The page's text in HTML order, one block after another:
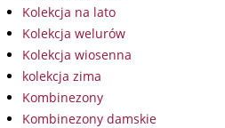
Kolekcja na lato
Kolekcja welurów
Kolekcja wiosenna
kolekcja zima
Kombinezony
Kombinezony damskie